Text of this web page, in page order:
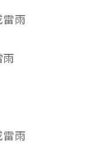
雷雨
雨
雷雨